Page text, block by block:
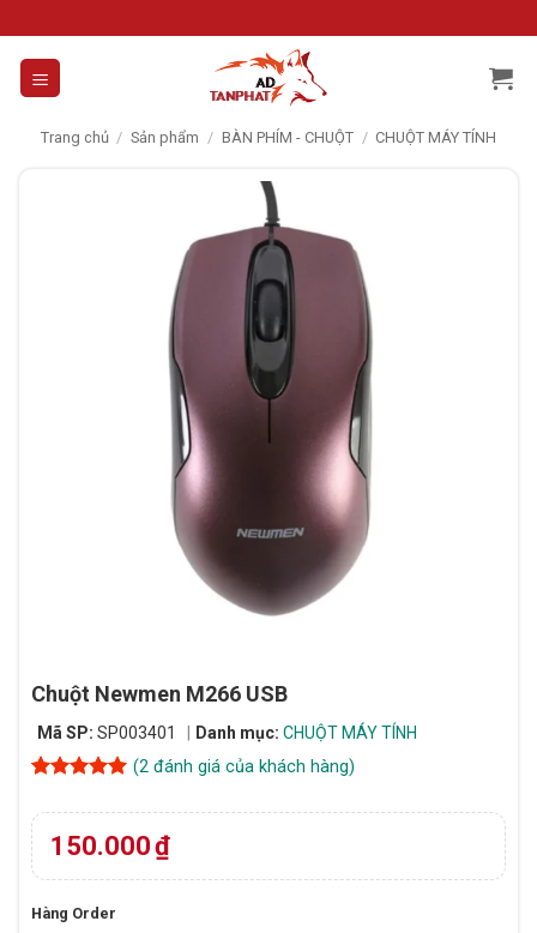
to
content
Trang chủ / Sản phẩm / BÀN PHÍM - CHUỘT / CHUỘT MÁY TÍNH
Chuột Newmen M266 USB
Mã SP: SP003401 Danh mục: CHUỘT MÁY TÍNH
dựa trên
đánh giá
(2đánh giá của khách hàng)
150.000₫
Hàng Order